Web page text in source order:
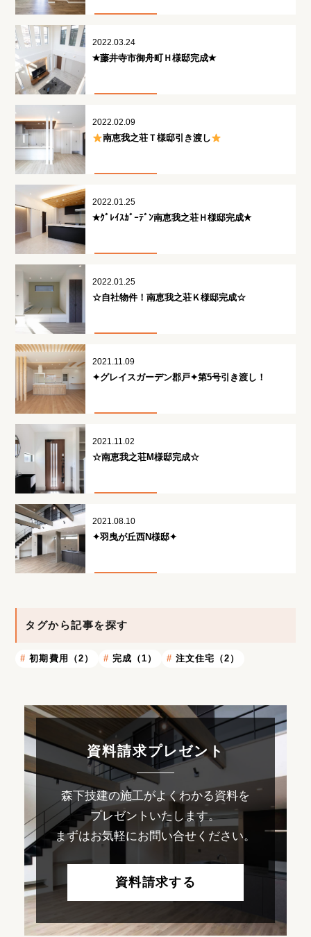
2022.03.24
✭藤井寺市御舟町Ｈ様邸完成✭
2022.02.09
南恵我之荘Ｔ様邸引き渡し
2022.01.25
✭ｸﾞﾚｲｽｶﾞｰﾃﾞﾝ南恵我之荘Ｈ様邸完成✭
2022.01.25
☆自社物件！南恵我之荘Ｋ様邸完成☆
2021.11.09
✦グレイスガーデン郡戸✦第5号引き渡し！
2021.11.02
☆南恵我之荘M様邸完成☆
2021.08.10
✦羽曳が丘西N様邸✦
タグから記事を探す
初期費用（2） 完成（1） 注文住宅（2）
資料請求プレゼント
森下技建の施工がよくわかる資料を
プレゼントいたします。
まずはお気軽にお問い合せください。
資料請求する